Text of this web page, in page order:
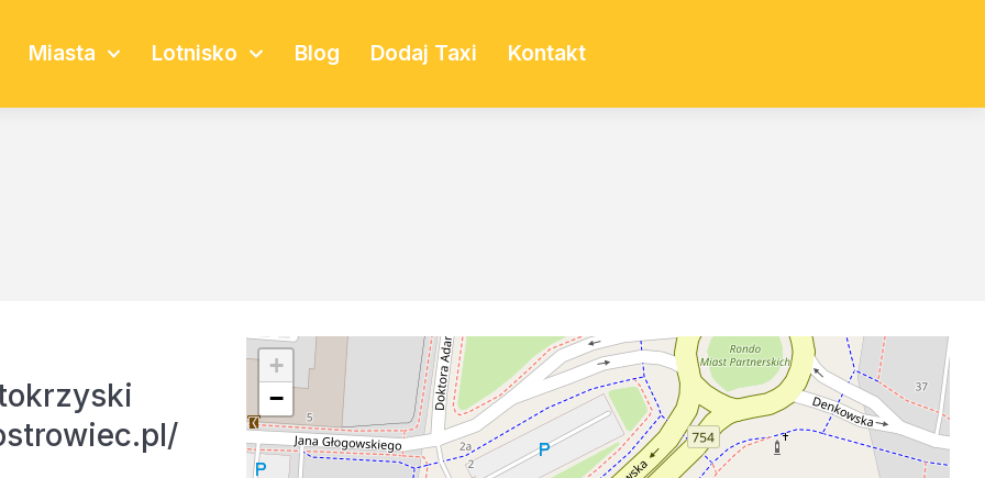
Miasta Lotnisko Blog Dodaj Taxi Kontakt
+
−